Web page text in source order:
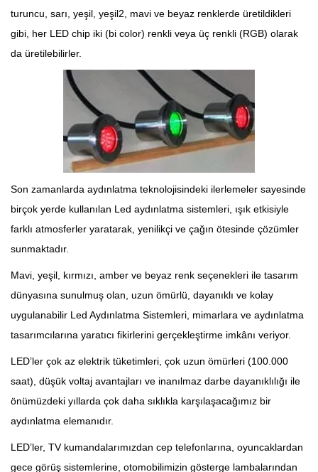
turuncu, sarı, yeşil, yeşil2, mavi ve beyaz renklerde üretildikleri
gibi, her LED chip iki (bi color) renkli veya üç renkli (RGB) olarak
da üretilebilirler.
Son zamanlarda aydınlatma teknolojisindeki ilerlemeler sayesinde
birçok yerde kullanılan Led aydınlatma sistemleri, ışık etkisiyle
farklı atmosferler yaratarak, yenilikçi ve çağın ötesinde çözümler
sunmaktadır.
Mavi, yeşil, kırmızı, amber ve beyaz renk seçenekleri ile tasarım
dünyasına sunulmuş olan, uzun ömürlü, dayanıklı ve kolay
uygulanabilir Led Aydınlatma Sistemleri, mimarlara ve aydınlatma
tasarımcılarına yaratıcı fikirlerini gerçekleştirme imkânı veriyor.
LED’ler çok az elektrik tüketimleri, çok uzun ömürleri (100.000
saat), düşük voltaj avantajları ve inanılmaz darbe dayanıklılığı ile
önümüzdeki yıllarda çok daha sıklıkla karşılaşacağımız bir
aydınlatma elemanıdır.
LED’ler, TV kumandalarımızdan cep telefonlarına, oyuncaklardan
gece görüş sistemlerine, otomobilimizin gösterge lambalarından